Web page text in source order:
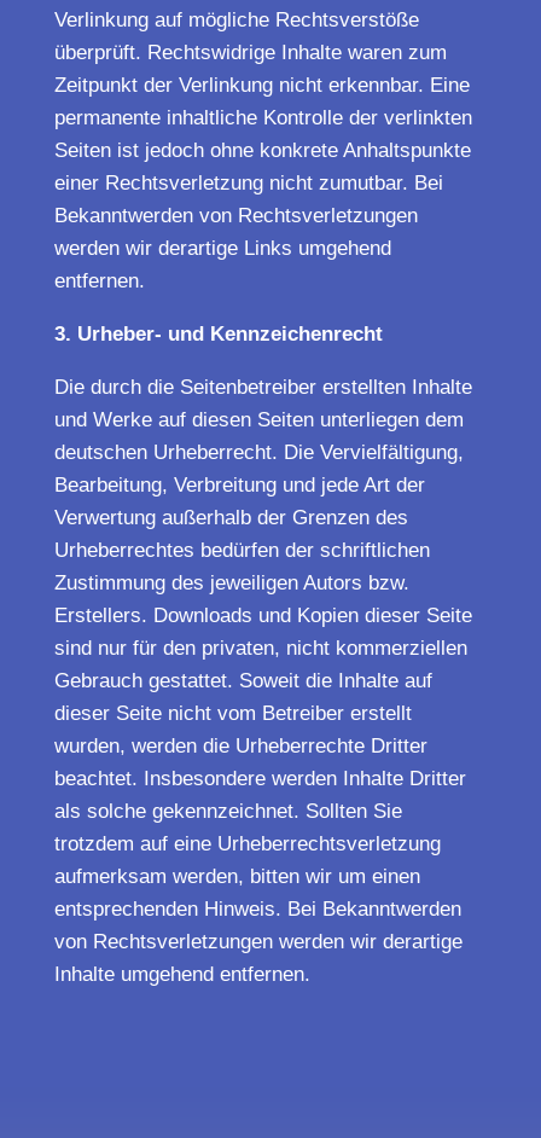
Verlinkung auf mögliche Rechtsverstöße
überprüft. Rechtswidrige Inhalte waren zum
Zeitpunkt der Verlinkung nicht erkennbar. Eine
permanente inhaltliche Kontrolle der verlinkten
Seiten ist jedoch ohne konkrete Anhaltspunkte
einer Rechtsverletzung nicht zumutbar. Bei
Bekanntwerden von Rechtsverletzungen
werden wir derartige Links umgehend
entfernen.
3. Urheber- und Kennzeichenrecht
Die durch die Seitenbetreiber erstellten Inhalte
und Werke auf diesen Seiten unterliegen dem
deutschen Urheberrecht. Die Vervielfältigung,
Bearbeitung, Verbreitung und jede Art der
Verwertung außerhalb der Grenzen des
Urheberrechtes bedürfen der schriftlichen
Zustimmung des jeweiligen Autors bzw.
Erstellers. Downloads und Kopien dieser Seite
sind nur für den privaten, nicht kommerziellen
Gebrauch gestattet. Soweit die Inhalte auf
dieser Seite nicht vom Betreiber erstellt
wurden, werden die Urheberrechte Dritter
beachtet. Insbesondere werden Inhalte Dritter
als solche gekennzeichnet. Sollten Sie
trotzdem auf eine Urheberrechtsverletzung
aufmerksam werden, bitten wir um einen
entsprechenden Hinweis. Bei Bekanntwerden
von Rechtsverletzungen werden wir derartige
Inhalte umgehend entfernen.